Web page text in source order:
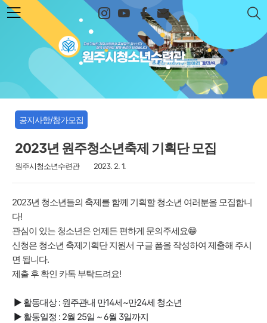
본문 바로가기
원주시청소년수련관
공지사항/참가모집
2023년 원주청소년축제 기획단 모집
원주시청소년수련관 2023. 2. 1.
2023년 청소년들의 축제를 함께 기획할 청소년 여러분을 모집합니
다!
관심이 있는 청소년은 언제든 편하게 문의주세요😁
신청은 청소년 축제기획단 지원서 구글 폼을 작성하여 제출해 주시
면 됩니다.
제출 후 확인 카톡 부탁드려요!
▶ 활동대상 : 원주관내 만14세~만24세 청소년
▶ 활동일정 : 2월 25일 ~ 6월 3일까지